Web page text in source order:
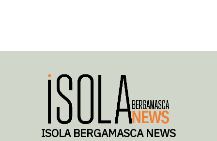
ISOLA BERGAMASCA NEWS